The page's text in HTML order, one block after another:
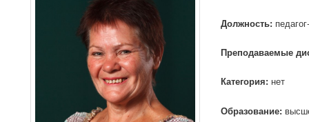
Должность:
Преподаваемые
Категория: нет
Образование: